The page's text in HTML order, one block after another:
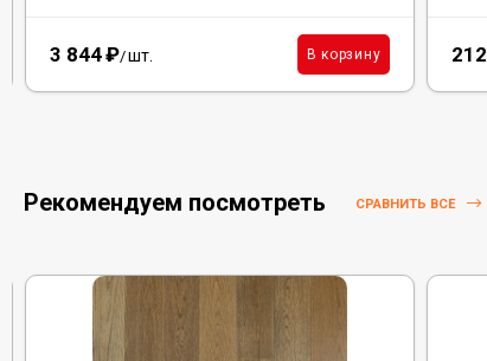
3 844₽/шт. В корзину 212
Рекомендуем посмотреть СРАВНИТЬ ВСЕ